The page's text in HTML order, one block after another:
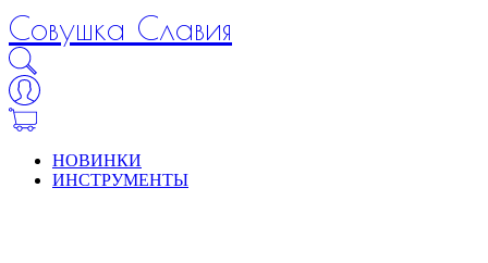
Совушка Славия
НОВИНКИ
ИНСТРУМЕНТЫ